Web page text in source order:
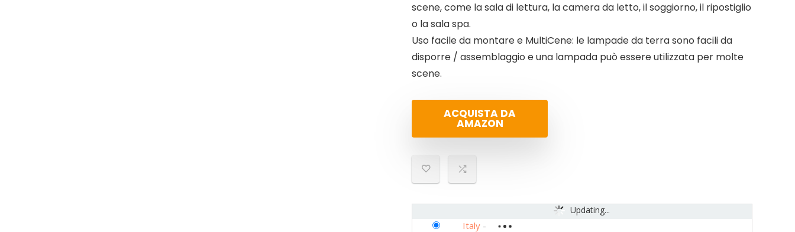
scene, come la sala di lettura, la camera da letto, il soggiorno, il ripostiglio
o la sala spa.
Uso facile da montare e MultiCene: le lampade da terra sono facili da
disporre / assemblaggio e una lampada può essere utilizzata per molte
scene.
ACQUISTA DA
AMAZON
Updating...
Italy -